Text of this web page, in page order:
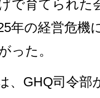
で育てられた
年の経営危機
った。
、GHQ司令部